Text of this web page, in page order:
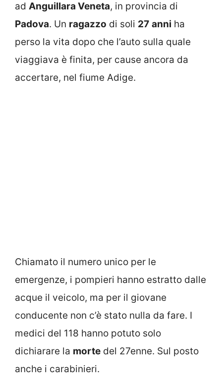
ad Anguillara Veneta, in provincia di
Padova. Un ragazzo di soli 27 anni ha
perso la vita dopo che l’auto sulla quale
viaggiava è finita, per cause ancora da
accertare, nel fiume Adige.
Chiamato il numero unico per le
emergenze, i pompieri hanno estratto dalle
acque il veicolo, ma per il giovane
conducente non c’è stato nulla da fare. I
medici del 118 hanno potuto solo
dichiarare la morte del 27enne. Sul posto
anche i carabinieri.